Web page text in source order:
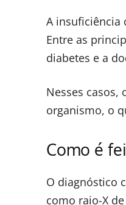
A insuficiência
Entre as
diabetes e a
Nesses casos,
organismo, o
Como é
O diagnóstico
como raio-X